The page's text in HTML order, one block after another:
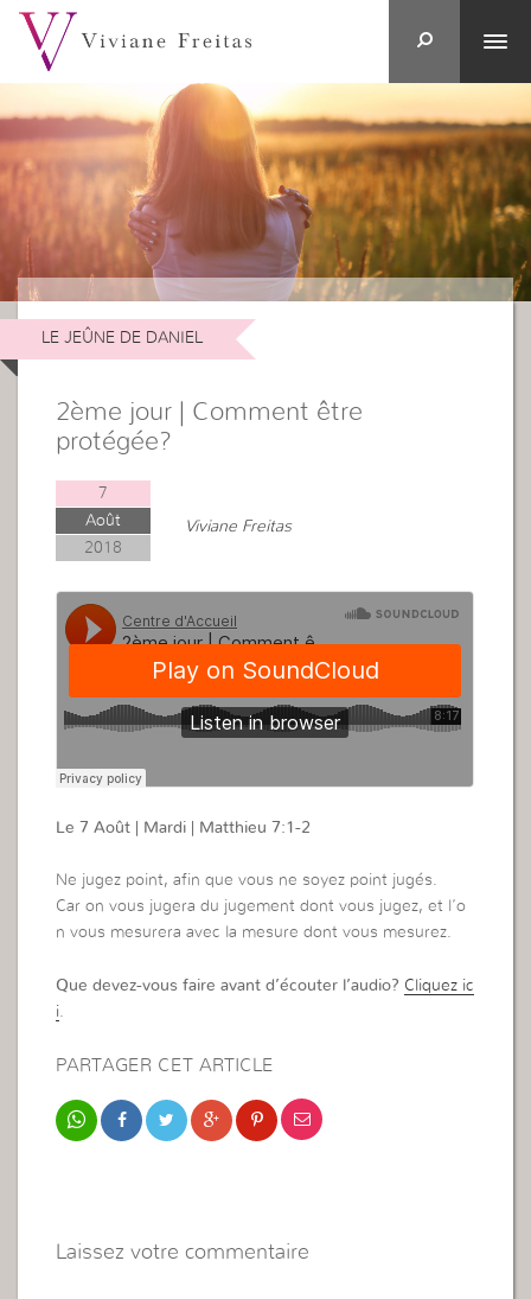
LE JEÛNE DE DANIEL
2ème jour | Comment être
protégée?
7
Août
2018
Viviane Freitas
Le 7 Août | Mardi | Matthieu 7:1-2
Ne jugez point, afin que vous ne soyez point jugés.
Car on vous jugera du jugement dont vous jugez, et l’o
n vous mesurera avec la mesure dont vous mesurez.
Que devez-vous faire avant d’écouter l’audio? Cliquez ic
i
PARTAGER CET ARTICLE
Laissez votre commentaire